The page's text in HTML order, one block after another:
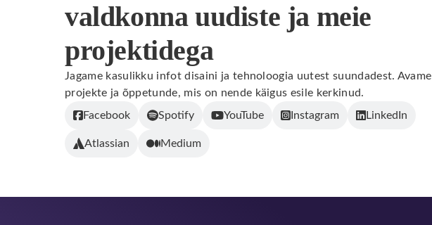
valdkonna uudiste ja meie
projektidega
Jagame kasulikku infot disaini ja tehnoloogia uutest suundadest. Avame
projekte ja õppetunde, mis on nende käigus esile kerkinud.
Facebook
Spotify YouTube Instagram LinkedIn
Atlassian Medium